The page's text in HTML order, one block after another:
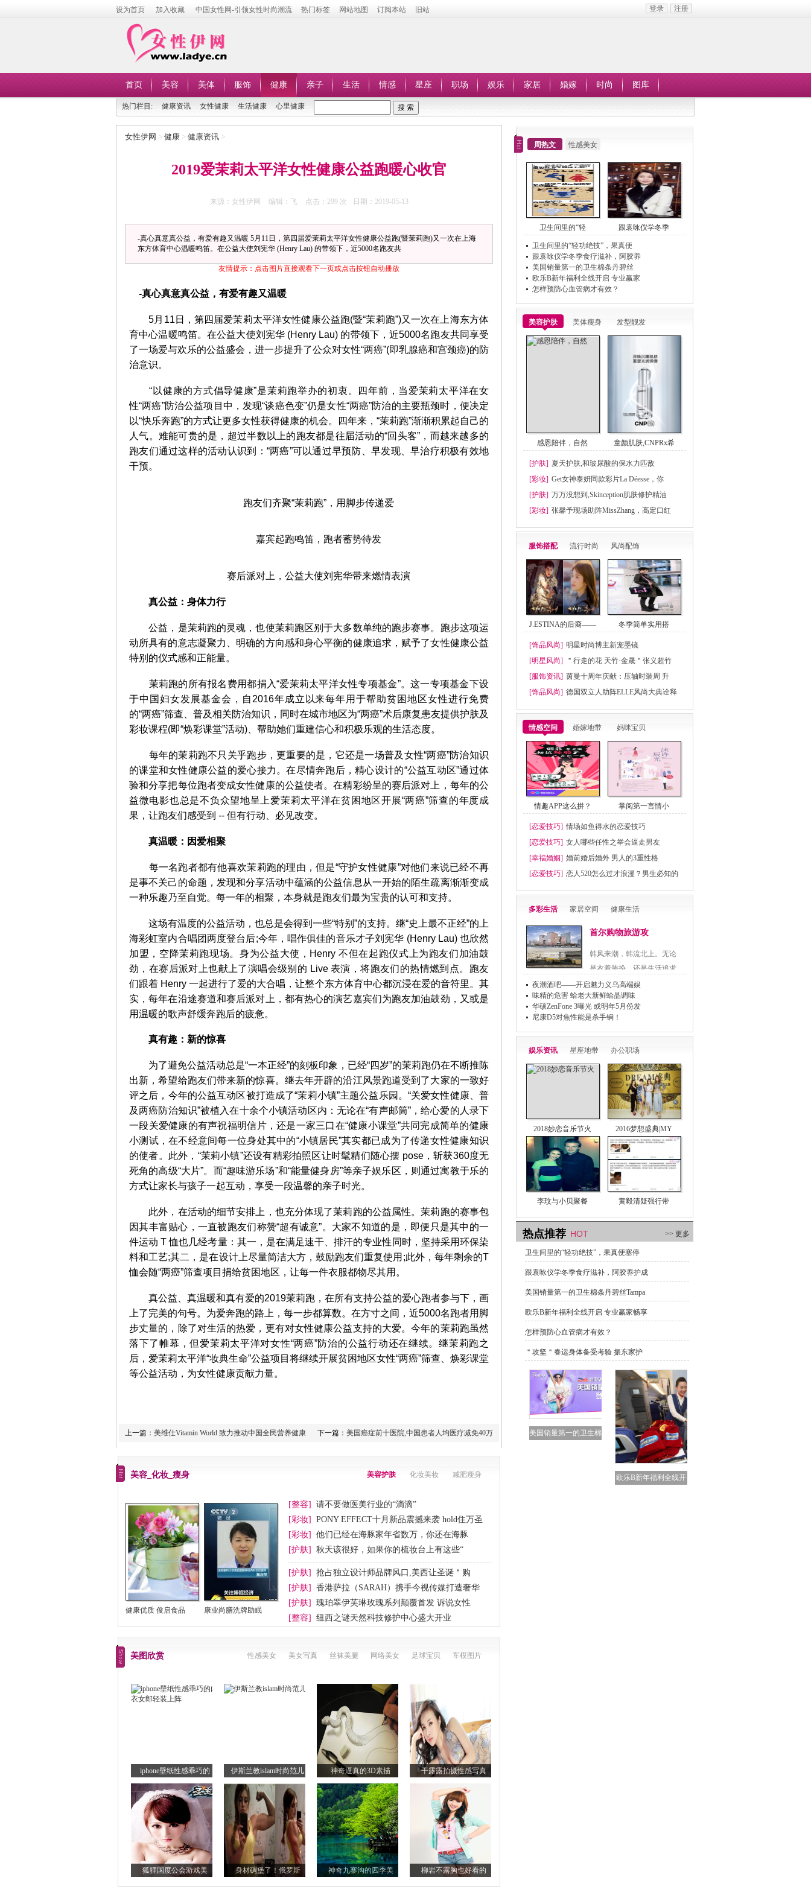
设为首页 加入收藏 中国女性网-引领女性时尚潮流 热门标签 网站地图 订阅本站 旧站 登录 注册
首页 美容 美体 服饰 健康 亲子 生活 情感 星座 职场 娱乐 家居 婚嫁 时尚 图库
热门栏目: 健康资讯 女性健康 生活健康 心里健康
女性伊网 > 健康 > 健康资讯 >
2019爱茉莉太平洋女性健康公益跑暖心收官
来源：女性伊网 编辑：飞 点击： 299 次 日期：2019-05-13
-真心真意真公益，有爱有趣又温暖 5月11日，第四届爱茉莉太平洋女性健康公益跑(暨茉莉跑)又一次在上海
东方体育中心温暖鸣笛。在公益大使刘宪华 (Henry Lau) 的带领下，近5000名跑友共
友情提示：点击图片直接观看下一页或点击按钮自动播放
-真心真意真公益，有爱有趣又温暖
5月11日，第四届爱茉莉太平洋女性健康公益跑(暨“茉莉跑”)又一次在上海东方体
育中心温暖鸣笛。在公益大使刘宪华 (Henry Lau) 的带领下，近5000名跑友共同享受
了一场爱与欢乐的公益盛会，进一步提升了公众对女性“两癌”(即乳腺癌和宫颈癌)的防
治意识。
“以健康的方式倡导健康”是茉莉跑举办的初衷。四年前，当爱茉莉太平洋在女
性“两癌”防治公益项目中，发现“谈癌色变”仍是女性“两癌”防治的主要瓶颈时，便决定
以“快乐奔跑”的方式让更多女性获得健康的机会。四年来，“茉莉跑”渐渐积累起自己的
人气。难能可贵的是，超过半数以上的跑友都是往届活动的“回头客”，而越来越多的
跑友们通过这样的活动认识到：“两癌”可以通过早预防、早发现、早治疗积极有效地
干预。
跑友们齐聚“茉莉跑”，用脚步传递爱
嘉宾起跑鸣笛，跑者蓄势待发
赛后派对上，公益大使刘宪华带来燃情表演
真公益：身体力行
公益，是茉莉跑的灵魂，也使茉莉跑区别于大多数单纯的跑步赛事。跑步这项运
动所具有的意志凝聚力、明确的方向感和身心平衡的健康追求，赋予了女性健康公益
特别的仪式感和正能量。
茉莉跑的所有报名费用都捐入“爱茉莉太平洋女性专项基金”。这一专项基金下设
于中国妇女发展基金会，自2016年成立以来每年用于帮助贫困地区女性进行免费
的“两癌”筛查、普及相关防治知识，同时在城市地区为“两癌”术后康复患友提供护肤及
彩妆课程(即“焕彩课堂”活动)、帮助她们重建信心和积极乐观的生活态度。
每年的茉莉跑不只关乎跑步，更重要的是，它还是一场普及女性“两癌”防治知识
的课堂和女性健康公益的爱心接力。在尽情奔跑后，精心设计的“公益互动区”通过体
验和分享把每位跑者变成女性健康的公益使者。在精彩纷呈的赛后派对上，每年的公
益微电影也总是不负众望地呈上爱茉莉太平洋在贫困地区开展“两癌”筛查的年度成
果，让跑友们感受到 -- 但有行动、必见改变。
真温暖：因爱相聚
每一名跑者都有他喜欢茉莉跑的理由，但是“守护女性健康”对他们来说已经不再
是事不关己的命题，发现和分享活动中蕴涵的公益信息从一开始的陌生疏离渐渐变成
一种乐趣乃至自觉。每一年的相聚，本身就是跑友们最为宝贵的认可和支持。
这场有温度的公益活动，也总是会得到一些“特别”的支持。继“史上最不正经”的上
海彩虹室内合唱团两度登台后;今年，唱作俱佳的音乐才子刘宪华 (Henry Lau) 也欣然
加盟，空降茉莉跑现场。身为公益大使，Henry 不但在起跑仪式上为跑友们加油鼓
劲，在赛后派对上也献上了演唱会级别的 Live 表演，将跑友们的热情燃到点。跑友
们跟着 Henry 一起进行了爱的大合唱，让整个东方体育中心都沉浸在爱的音符里。其
实，每年在沿途赛道和赛后派对上，都有热心的演艺嘉宾们为跑友加油鼓劲，又或是
用温暖的歌声舒缓奔跑后的疲惫。
真有趣：新的惊喜
为了避免公益活动总是“一本正经”的刻板印象，已经“四岁”的茉莉跑仍在不断推陈
出新，希望给跑友们带来新的惊喜。继去年开辟的沿江风景跑道受到了大家的一致好
评之后，今年的公益互动区被打造成了“茉莉小镇”主题公益乐园。“关爱女性健康、普
及两癌防治知识”被植入在十余个小镇活动区内：无论在“有声邮筒”，给心爱的人录下
一段关爱健康的有声祝福明信片，还是一家三口在“健康小课堂”共同完成简单的健康
小测试，在不经意间每一位身处其中的“小镇居民”其实都已成为了传递女性健康知识
的使者。此外，“茉莉小镇”还设有精彩拍照区让时髦精们随心摆 pose，斩获360度无
死角的高级“大片”。而“趣味游乐场”和“能量健身房”等亲子娱乐区，则通过寓教于乐的
方式让家长与孩子一起互动，享受一段温馨的亲子时光。
此外，在活动的细节安排上，也充分体现了茉莉跑的公益属性。茉莉跑的赛事包
因其丰富贴心，一直被跑友们称赞“超有诚意”。大家不知道的是，即便只是其中的一
件运动 T 恤也几经考量：其一，是在满足速干、排汗的专业性同时，坚持采用环保染
料和工艺;其二，是在设计上尽量简洁大方，鼓励跑友们重复使用;此外，每年剩余的T
恤会随“两癌”筛查项目捐给贫困地区，让每一件衣服都物尽其用。
真公益、真温暖和真有爱的2019茉莉跑，在所有支持公益的爱心跑者参与下，画
上了完美的句号。为爱奔跑的路上，每一步都算数。在方寸之间，近5000名跑者用脚
步丈量的，除了对生活的热爱，更有对女性健康公益支持的大爱。今年的茉莉跑虽然
落下了帷幕，但爱茉莉太平洋对女性“两癌”防治的公益行动还在继续。继茉莉跑之
后，爱茉莉太平洋“妆典生命”公益项目将继续开展贫困地区女性“两癌”筛查、焕彩课堂
等公益活动，为女性健康贡献力量。
上一篇： 美维仕Vitamin World 致力推动中国全民营养健康 下一篇： 美国癌症前十医院,中国患者人均医疗减免40万
美容_化妆_瘦身 美容护肤 化妆美妆 减肥瘦身
健康优质 俊启食品 康业尚膳洗牌助眠
[整容]
请不要做医美行业的“滴滴”
[彩妆]
PONY EFFECT十月新品震撼来袭 hold住万圣
节妆
[彩妆]
他们已经在海豚家年省数万，你还在海豚
[护肤]
秋天该很好，如果你的梳妆台上有这些“
[护肤]
抢占独立设计师品牌风口,美西让圣诞＂购
[护肤]
香港萨拉（SARAH）携手今视传媒打造奢华
[护肤]
瑰珀翠伊芙琳玫瑰系列颠覆首发 诉说女性
[整容]
纽西之谜天然科技修护中心盛大开业
美图欣赏 性感美女 美女写真 丝袜美腿 网络美女 足球宝贝 车模图片
iphone壁纸性感乖巧的 伊斯兰教islam时尚范儿 神奇逼真的3D素描 干露露拍摄性感写真
狐狸国度公会游戏美 身材碉堡了！俄罗斯 神奇九寨沟的四季美 柳岩不露胸也好看的
周热文 性感美女
卫生间里的“轻 跟袁咏仪学冬季
卫生间里的“轻功绝技”，果真便
跟袁咏仪学冬季食疗滋补，阿胶养
美国销量第一的卫生棉条丹碧丝
欧乐B新年福利全线开启 专业赢家
怎样预防心血管病才有效？
美容护肤 美体瘦身 发型靓发
感恩陪伴，自然 童颜肌肤,CNPRx希
[护肤] 夏天护肤,和玻尿酸的保水力匹敌
[彩妆] Get女神泰妍同款彩片La Déesse，你
[护肤] 万万没想到,Skinception肌肤修护精油
[彩妆] 张馨予现场助阵MissZhang，高定口红
服饰搭配 流行时尚 风尚配饰
J.ESTINA的后裔—— 冬季简单实用搭
[饰品风尚] 明星时尚博主新宠墨镜
[明星风尚]
＂行走的花 天竹·金晟＂张义超竹
[服饰资讯] 茵曼十周年庆献：压轴时装周 升
[饰品风尚] 德国双立人助阵ELLE风尚大典诠释
情感空间 婚嫁地带 妈咪宝贝
情趣APP这么拼？ 掌阅第一言情小
[恋爱技巧] 情场如鱼得水的恋爱技巧
[恋爱技巧] 女人哪些任性之举会逼走男友
[幸福婚姻] 婚前婚后婚外 男人的3重性格
[恋爱技巧] 恋人520怎么过才浪漫？男生必知的
多彩生活 家居空间 健康生活
首尔购物旅游攻
韩风来潮，韩流北上。无论
是衣着装扮，还是生活追求
都..
夜潮酒吧——开启魅力义乌高端娱
味精的危害 蛤老大新鲜蛤晶调味
华硕ZenFone 3曝光 或明年5月份发
布
尼康D5对焦性能是杀手锏！
娱乐资讯 星座地带 办公职场
2018妙恋音乐节火 2016梦想盛典|MY
李玟与小贝聚餐 黄毅清疑强行带
热点推荐 HOT >> 更多
卫生间里的“轻功绝技”，果真便塞停
跟袁咏仪学冬季食疗滋补，阿胶养护成
美国销量第一的卫生棉条丹碧丝Tampa
欧乐B新年福利全线开启 专业赢家畅享
怎样预防心血管病才有效？
＂攻坚＂春运身体备受考验 振东家护
美国销量第一的卫生棉
欧乐B新年福利全线开